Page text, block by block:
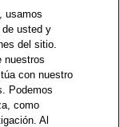
| Accesibilidad
| Mapa del sitio
usamos
usted y
del sitio.
nuestros
con nuestro
Podemos
como
Al